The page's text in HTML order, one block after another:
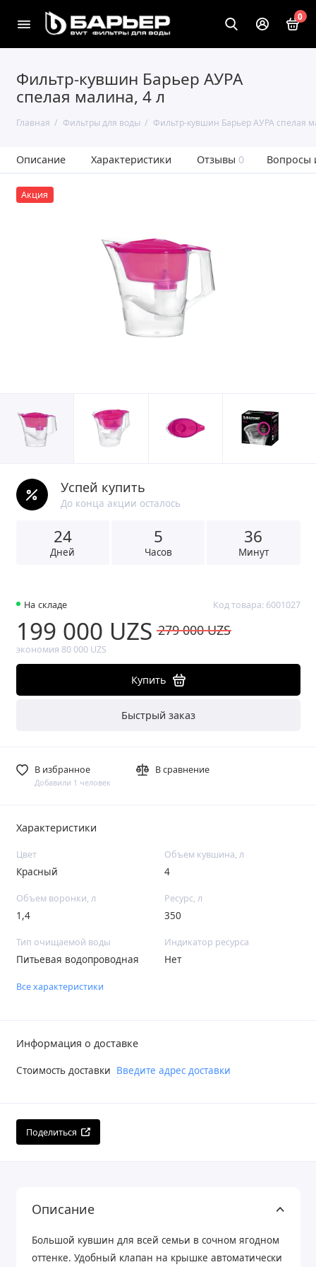
0
Фильтр-кувшин Барьер АУРА
спелая малина, 4 л
Главная Фильтры для воды Фильтр-кувшин Барьер АУРА спелая
Описание Характеристики Отзывы 0 Вопросы
Акция
Успей купить
До конца акции осталось
24
Дней
5
Часов
36
Минут
На складе Код товара: 6001027
199 000 UZS 279 000 UZS
экономия 80 000 UZS
Купить
Быстрый заказ
В избранное
Добавили 1 человек
В сравнение
Характеристики
Цвет
Красный
Объем кувшина, л
4
Объем воронки, л
1,4
Ресурс, л
350
Тип очищаемой воды
Питьевая водопроводная
Индикатор ресурса
Нет
Все характеристики
Информация о доставке
Стоимость доставки Введите адрес доставки
Поделиться
Описание
Большой кувшин для всей семьи в сочном ягодном
оттенке. Удобный клапан на крышке автоматически